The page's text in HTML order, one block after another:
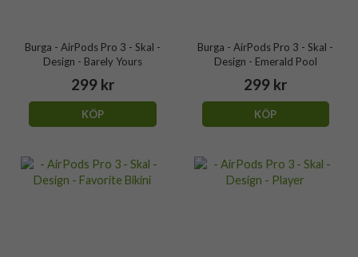
Burga - AirPods Pro 3 - Skal -
Design - Barely Yours
299 kr
KÖP
Burga - AirPods Pro 3 - Skal -
Design - Emerald Pool
299 kr
KÖP